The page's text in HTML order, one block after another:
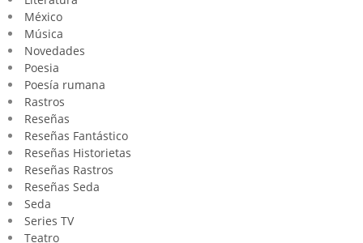
México
Música
Novedades
Poesia
Poesía rumana
Rastros
Reseñas
Reseñas Fantástico
Reseñas Historietas
Reseñas Rastros
Reseñas Seda
Seda
Series TV
Teatro